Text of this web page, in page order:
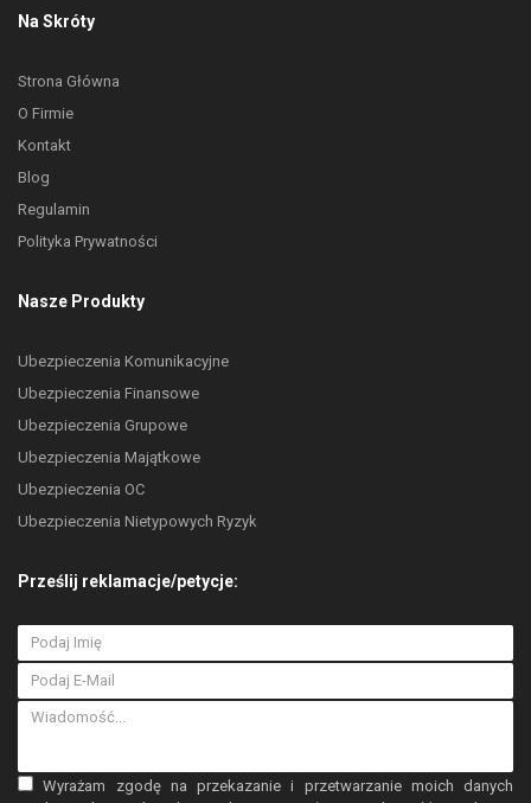
Na Skróty
Strona Główna
O Firmie
Kontakt
Blog
Regulamin
Polityka Prywatności
Nasze Produkty
Ubezpieczenia Komunikacyjne
Ubezpieczenia Finansowe
Ubezpieczenia Grupowe
Ubezpieczenia Majątkowe
Ubezpieczenia OC
Ubezpieczenia Nietypowych Ryzyk
Prześlij reklamacje/petycje:
Wyrażam zgodę na przekazanie i przetwarzanie moich danych